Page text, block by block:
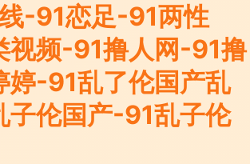
-91恋足-91两性
视频-91撸人网-91撸
婷-91乱了伦国产乱
子伦国产-91乱子伦